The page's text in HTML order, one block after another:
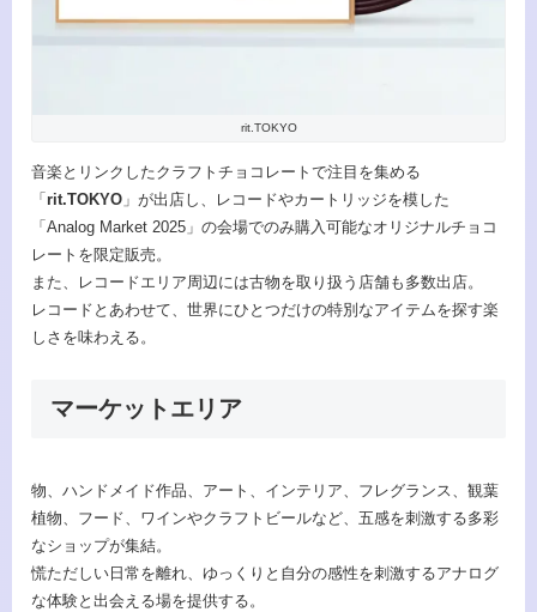
rit.TOKYO
音楽とリンクしたクラフトチョコレートで注目を集める
「 rit.TOKYO 」が出店し、レコードやカートリッジを模した
「Analog Market 2025」の会場でのみ購入可能なオリジナルチョコ
レートを限定販売。
また、レコードエリア周辺には古物を取り扱う店舗も多数出店。
レコードとあわせて、世界にひとつだけの特別なアイテムを探す楽
しさを味わえる。
マーケットエリア
物、ハンドメイド作品、アート、インテリア、フレグランス、観葉
植物、フード、ワインやクラフトビールなど、五感を刺激する多彩
なショップが集結。
慌ただしい日常を離れ、ゆっくりと自分の感性を刺激するアナログ
な体験と出会える場を提供する。